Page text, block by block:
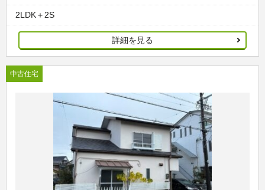
2LDK＋2S
詳細を見る
中古住宅